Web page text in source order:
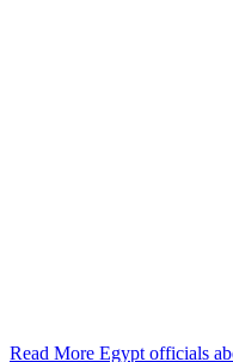
Read More Egypt officials